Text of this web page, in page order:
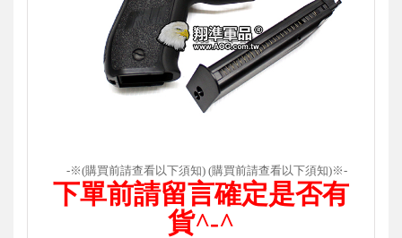
-※(購買前請查看以下須知) (購買前請查看以下須知)※-
下單前請留言確定是否有
貨^-^